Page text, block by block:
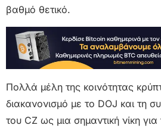
βαθμό θετικό.
Πολλά μέλη της κοινότητας
διακανονισμό με το DOJ και τη
του CZ ως μια σημαντική νίκη